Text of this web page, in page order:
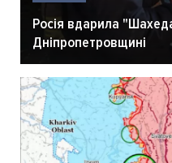
Росія вдарила
Дніпропетровщині